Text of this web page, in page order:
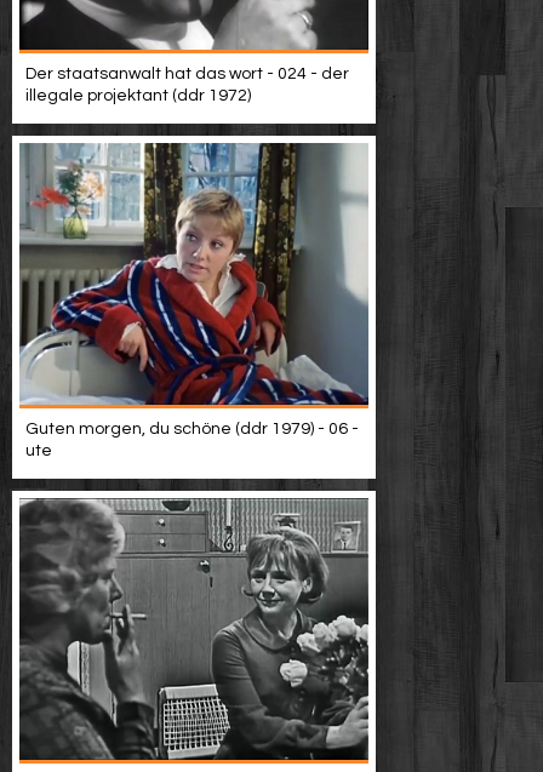
Der staatsanwalt hat das wort - 024 - der
illegale projektant (ddr 1972)
Guten morgen, du schöne (ddr 1979) - 06 -
ute